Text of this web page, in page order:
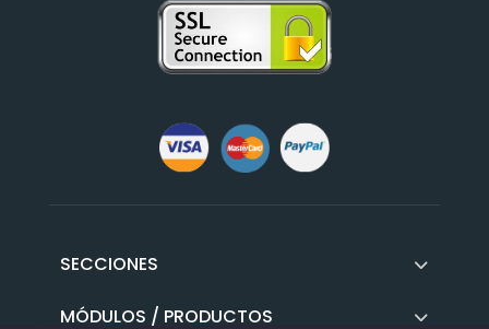
SECCIONES
MÓDULOS / PRODUCTOS